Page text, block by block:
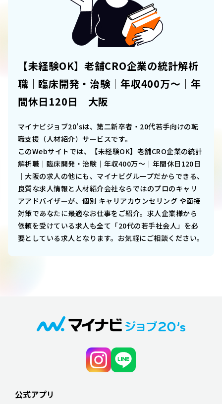
【未経験OK】老舗CRO企業の統計解析
職｜臨床開発・治験｜年収400万～｜年
間休日120日｜大阪
マイナビジョブ20'sは、第二新卒者・20代若手向けの転
職支援（人材紹介）サービスです。
このWebサイトでは、
【未経験OK】老舗CRO企業の統計
解析職｜臨床開発・治験｜年収400万～｜年間休日120日
｜大阪の求人の他にも、マイナビグループだからできる、
良質な求人情報と人材紹介会社ならではのプロのキャリ
アアドバイザーが、個別 キャリアカウンセリング や面接
対策であなたに最適なお仕事をご紹介。求人企業様から
依頼を受けている求人も全て「20代の若手社会人」を必
要としている求人となります。お気軽にご相談ください。
公式アプリ